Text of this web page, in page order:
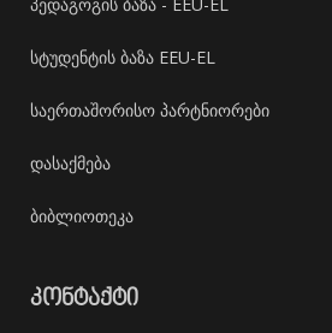
სტუდენტის ბაზა EEU-EL
საერთაშორისო პარტნიორები
დასაქმება
ბიბლიოთეკა
ᲙᲝᲜᲢᲐᲥᲢᲘ